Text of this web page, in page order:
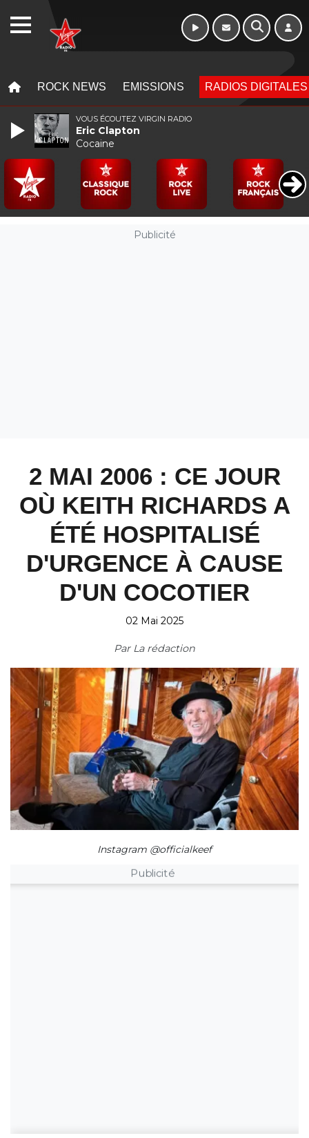
ROCK NEWS EMISSIONS RADIOS DIGITALES
Publicité
2 MAI 2006 : CE JOUR
OÙ KEITH RICHARDS A
ÉTÉ HOSPITALISÉ
D'URGENCE À CAUSE
D'UN COCOTIER
02 Mai 2025
Par La rédaction
Instagram @officialkeef
Publicité
VOUS ÉCOUTEZ VIRGIN RADIO
Eric Clapton
Cocaine
WEBRADIO